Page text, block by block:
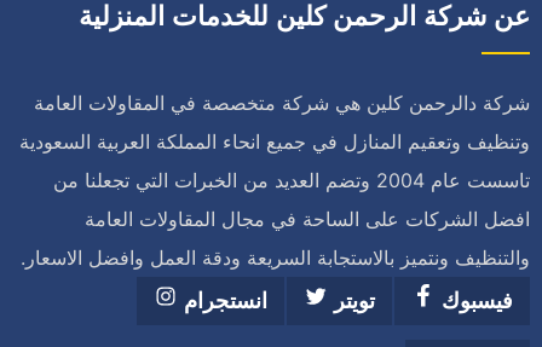
عن شركة الرحمن كلين للخدمات المنزلية
شركة دالرحمن كلين هي شركة متخصصة في المقاولات العامة
وتنظيف وتعقيم المنازل في جميع انحاء المملكة العربية السعودية
تاسست عام 2004 وتضم العديد من الخبرات التي تجعلنا من
افضل الشركات على الساحة في مجال المقاولات العامة
والتنظيف ونتميز بالاستجابة السريعة ودقة العمل وافضل الاسعار.
فيسبوك
تويتر انستجرام